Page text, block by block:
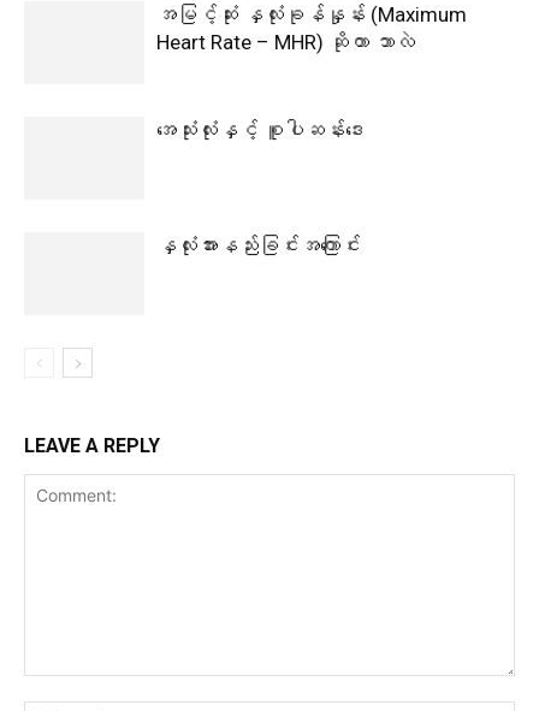
‎အမြင့်ဆုံး နှလုံးခုန်နှုန်း (Maximum
Heart Rate – MHR) ဆိုတာ ဘာလဲ
အေသုံးလုံးနှင့် စူပါဆန်းဒေး
နှလုံးအားနည်းခြင်းအကြောင်း
LEAVE A REPLY